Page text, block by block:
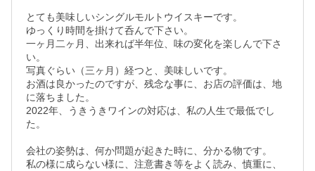
とても美味しいシングルモルトウイスキーです。
ゆっくり時間を掛けて呑んで下さい。
一ヶ月二ヶ月、出来れば半年位、味の変化を楽しんで下さ
い。
写真ぐらい（三ヶ月）経つと、美味しいです。
お酒は良かったのですが、残念な事に、お店の評価は、地
に落ちました。
2022年、うきうきワインの対応は、私の人生で最低でし
た。
会社の姿勢は、何か問題が起きた時に、分かる物です。
私の様に成らない様に、注意書き等をよく読み、慎重に、